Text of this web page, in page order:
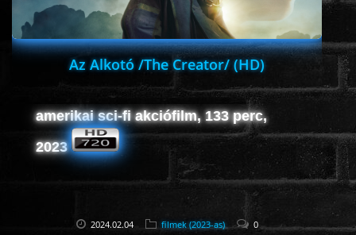
Az Alkotó /The Creator/ (HD)
amerikai sci-fi akciófilm, 133 perc,
2023
2024.02.04 filmek (2023-as) 0